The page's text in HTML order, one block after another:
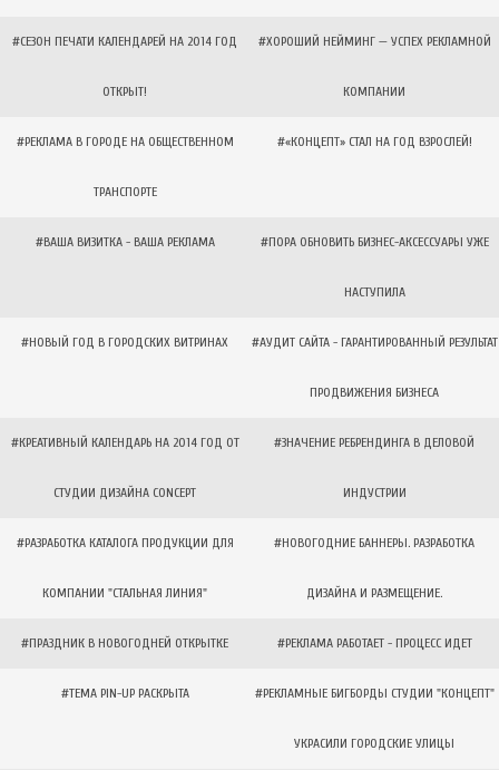
#СЕЗОН ПЕЧАТИ КАЛЕНДАРЕЙ НА 2014 ГОД
ОТКРЫТ!
#ХОРОШИЙ НЕЙМИНГ — УСПЕХ РЕКЛАМНОЙ
КОМПАНИИ
#РЕКЛАМА В ГОРОДЕ НА ОБЩЕСТВЕННОМ
ТРАНСПОРТЕ
#«КОНЦЕПТ» СТАЛ НА ГОД ВЗРОСЛЕЙ!
#ВАША ВИЗИТКА - ВАША РЕКЛАМА #ПОРА ОБНОВИТЬ БИЗНЕС-АКСЕССУАРЫ УЖЕ
НАСТУПИЛА
#НОВЫЙ ГОД В ГОРОДСКИХ ВИТРИНАХ #АУДИТ САЙТА - ГАРАНТИРОВАННЫЙ РЕЗУЛЬТАТ
ПРОДВИЖЕНИЯ БИЗНЕСА
#КРЕАТИВНЫЙ КАЛЕНДАРЬ НА 2014 ГОД ОТ
СТУДИИ ДИЗАЙНА CONCEPT
#ЗНАЧЕНИЕ РЕБРЕНДИНГА В ДЕЛОВОЙ
ИНДУСТРИИ
#РАЗРАБОТКА КАТАЛОГА ПРОДУКЦИИ ДЛЯ
КОМПАНИИ "СТАЛЬНАЯ ЛИНИЯ"
#НОВОГОДНИЕ БАННЕРЫ. РАЗРАБОТКА
ДИЗАЙНА И РАЗМЕЩЕНИЕ.
#ПРАЗДНИК В НОВОГОДНЕЙ ОТКРЫТКЕ #РЕКЛАМА РАБОТАЕТ - ПРОЦЕСС ИДЕТ
#ТЕМА PIN-UP РАСКРЫТА #РЕКЛАМНЫЕ БИГБОРДЫ СТУДИИ "КОНЦЕПТ"
УКРАСИЛИ ГОРОДСКИЕ УЛИЦЫ